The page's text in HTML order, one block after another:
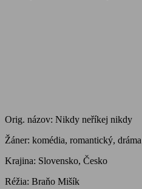
Orig. názov: Nikdy neříkej nikdy
Žáner: komédia, romantický, dráma
Krajina: Slovensko, Česko
Réžia: Braňo Mišík